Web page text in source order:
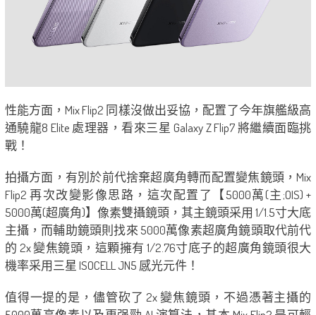
性能方面，Mix Flip2 同樣沒做出妥協，配置了今年旗艦級高
通驍龍8 Elite 處理器，看來三星 Galaxy Z Flip7 將繼續面臨挑
戰！
拍攝方面，有別於前代捨棄超廣角轉而配置變焦鏡頭，Mix
Flip2 再次改變影像思路，這次配置了【5000萬(主;OIS) +
5000萬(超廣角)】像素雙攝鏡頭，其主鏡頭采用 1/1.5寸大底
主攝，而輔助鏡頭則找來 5000萬像素超廣角鏡頭取代前代
的 2x 變焦鏡頭，這顆擁有 1/2.76寸底子的超廣角鏡頭很大
機率采用三星 ISOCELL JN5 感光元件！
值得一提的是，儘管砍了 2x 變焦鏡頭，不過憑著主攝的